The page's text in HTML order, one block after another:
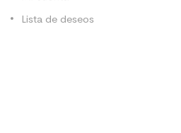
Lista de deseos